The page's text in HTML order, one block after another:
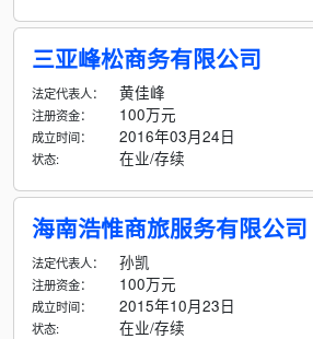
三亚峰松商务有限公司
法定代表人： 黄佳峰
注册资金： 100万元
成立时间： 2016年03月24日
状态: 在业/存续
海南浩惟商旅服务有限公司
法定代表人： 孙凯
注册资金： 100万元
成立时间： 2015年10月23日
状态: 在业/存续